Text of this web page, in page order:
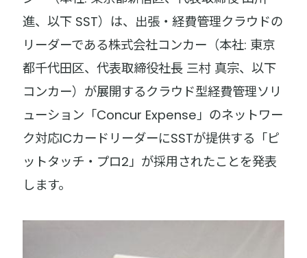
進、以下 SST）は、出張・経費管理クラウドの
リーダーである株式会社コンカー（本社: 東京
都千代田区、代表取締役社長 三村 真宗、以下
コンカー）が展開するクラウド型経費管理ソリ
ューション「Concur Expense」のネットワー
ク対応ICカードリーダーにSSTが提供する「ピ
ットタッチ・プロ2」が採用されたことを発表
します。